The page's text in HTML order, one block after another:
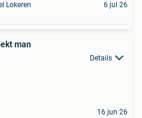
Lokeren 6 jul 26
man
Details
16 jun 26